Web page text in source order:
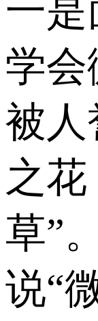
一
学
被人
之花
草”
说“